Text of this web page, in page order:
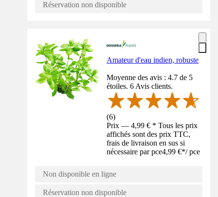
Réservation non disponible
Amateur d'eau indien, robuste
Moyenne des avis : 4.7 de 5
étoiles. 6 Avis clients.
(6)
Prix — 4,99 € * Tous les prix
affichés sont des prix TTC,
frais de livraison en sus si
nécessaire par pce4,99 €*/ pce
Non disponible en ligne
Réservation non disponible